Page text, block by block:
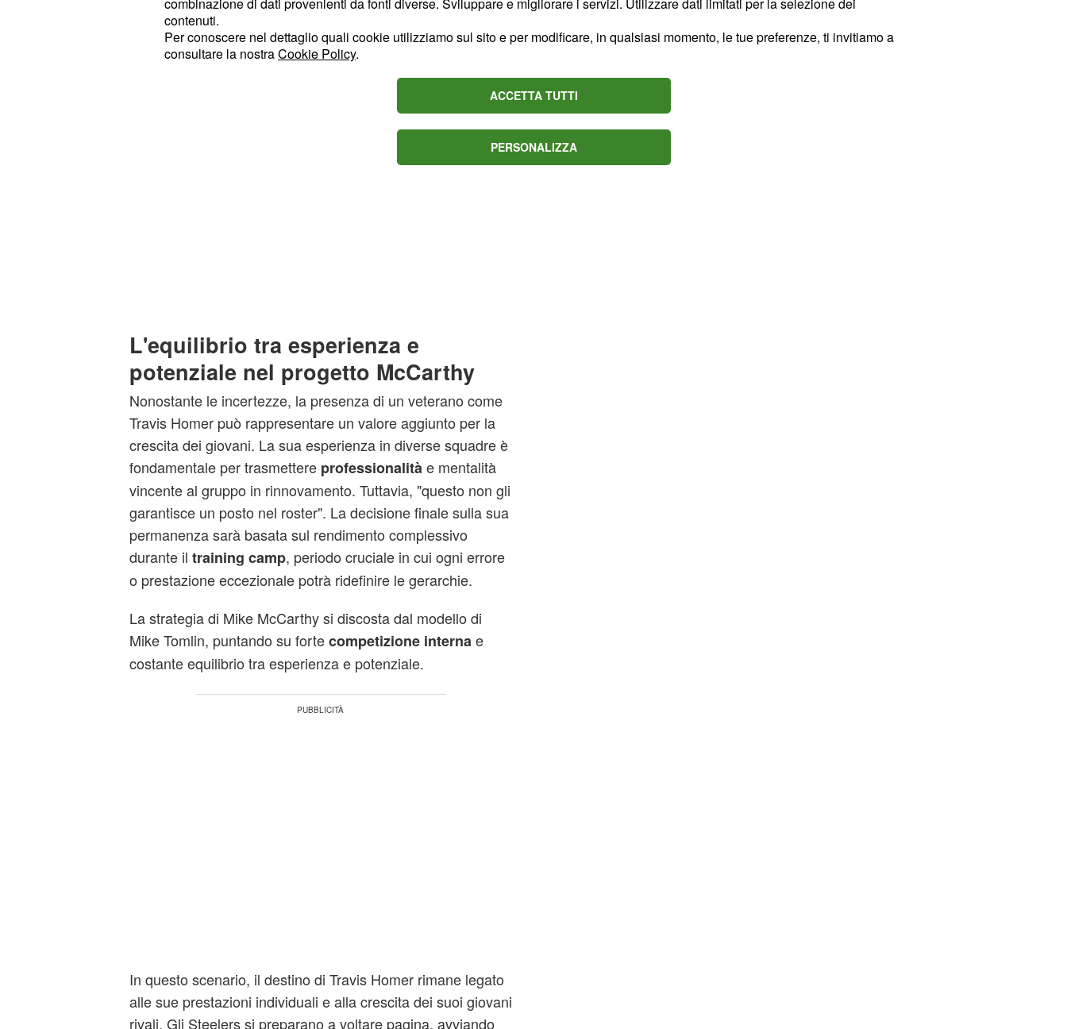
training camp
L'equilibrio tra esperienza e
potenziale nel progetto McCarthy
Nonostante le incertezze, la presenza di un veterano come
Travis Homer può rappresentare un valore aggiunto per la
crescita dei giovani. La sua esperienza in diverse squadre è
fondamentale per trasmettere professionalità e mentalità
vincente al gruppo in rinnovamento. Tuttavia, "questo non gli
garantisce un posto nel roster". La decisione finale sulla sua
permanenza sarà basata sul rendimento complessivo
durante il training camp, periodo cruciale in cui ogni errore
o prestazione eccezionale potrà ridefinire le gerarchie.
La strategia di Mike McCarthy si discosta dal modello di
Mike Tomlin, puntando su fortecompetizione interna e
costante equilibrio tra esperienza e potenziale.
In questo scenario, il destino di Travis Homer rimane legato
alle sue prestazioni individuali e alla crescita dei suoi giovani
rivali. Gli Steelers si preparano a voltare pagina, avviando
contenuti.
Per conoscere nel dettaglio quali cookie utilizziamo sul sito e per modificare, in qualsiasi momento, le tue preferenze, ti invitiamo a
consultare la nostraCookie Policy.
ACCETTA TUTTI
PERSONALIZZA